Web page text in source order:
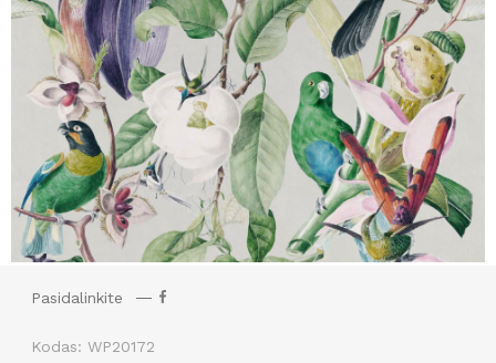
Pasidalinkite
Kodas: WP20172